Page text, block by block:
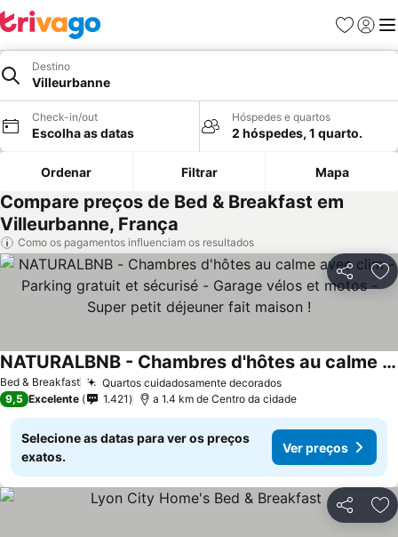
Favoritos
Iniciar
Destino
Villeurbanne
Check-in/out
Escolha as datas
Hóspedes e quartos
2 hóspedes, 1 quarto.
Ordenar Filtrar Mapa
Compare preços de Bed & Breakfast em
Villeurbanne, França
Como os pagamentos influenciam os resultados
Partilhar
Bed & Breakfast Quartos cuidadosamente decorados
NATURALBNB - Chambres d'hôtes au calme avec clim - Parking gratuit et sécurisé - Garage vélos et motos - Super petit déjeuner fait maison !
9,5 Excelente 1.421 a 1.4 km de Centro da cidade
Selecione as datas para ver os preços
exatos.
Ver preços
Partilhar